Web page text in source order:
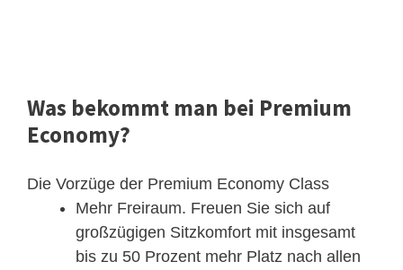
Was bekommt man bei Premium
Economy?
Die Vorzüge der Premium Economy Class
Mehr Freiraum. Freuen Sie sich auf
großzügigen Sitzkomfort mit insgesamt
bis zu 50 Prozent mehr Platz nach allen